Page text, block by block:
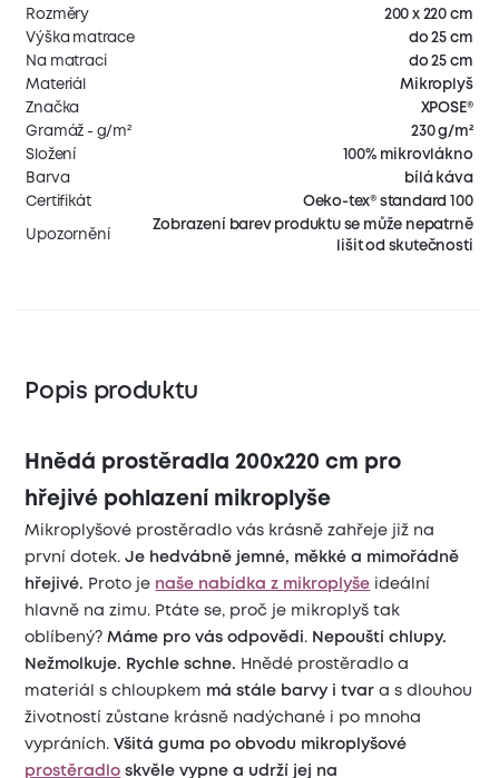
Rozměry
200 x 220 cm
Výška matrace
do 25 cm
Na matraci
do 25 cm
Materiál
Mikroplyš
Značka
XPOSE®
Gramáž - g/m²
230 g/m²
Složení
100% mikrovlákno
Barva
bílá káva
Certifikát
Oeko-tex® standard 100
Upozornění
Zobrazení barev produktu se může nepatrně
lišit od skutečnosti
Popis produktu
Hnědá prostěradla 200x220 cm pro
hřejivé pohlazení mikroplyše
Mikroplyšové prostěradlo vás krásně zahřeje již na
první dotek.Je hedvábně jemné, měkké a mimořádně
hřejivé. Proto je naše nabídka z mikroplyše ideální
hlavně na zimu. Ptáte se, proč je mikroplyš tak
oblíbený?Máme pro vás odpovědi . Nepouští chlupy.
Nežmolkuje. Rychle schne. Hnědé prostěradlo a
materiál s chloupkem má stále barvy i tvara s dlouhou
životností zůstane krásně nadýchané i po mnoha
vypráních. Všitá guma po obvodu mikroplyšové
prostěradlo skvěle vypne a udrží jej na